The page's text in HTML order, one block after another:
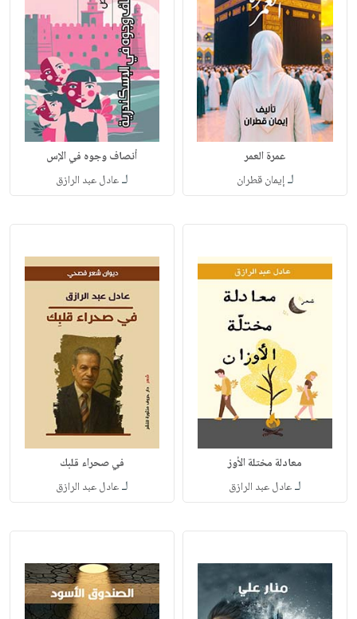
عمرة العمر
لـإيمان قطران
أنصاف وجوه في الإس
لـعادل عبد الرازق
معادلة مختلة الأوز
لـعادل عبد الرازق
في صحراء قلبك
لـعادل عبد الرازق